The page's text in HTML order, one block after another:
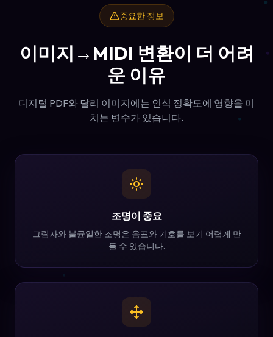
중요한 정보
이미지→MIDI 변환이 더 어려
운 이유
디지털 PDF와 달리 이미지에는 인식 정확도에 영향을 미
치는 변수가 있습니다.
조명이 중요
그림자와 불균일한 조명은 음표와 기호를 보기 어렵게 만
들 수 있습니다.